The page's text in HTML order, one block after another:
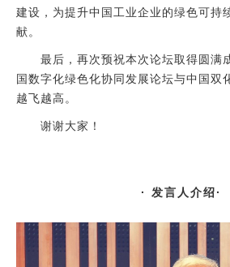
建设，为提升中国工业企业的绿色可持
献。
最后，再次预祝本次论坛取得圆满
国数字化绿色化协同发展论坛与中国双
越飞越高。
谢谢大家！
· 发言人介绍·